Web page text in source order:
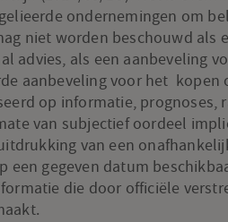
gelieerde ondernemingen om
niet worden beschouwd als
advies, als een aanbeveling
aanbeveling voor het kopen
op informatie,
van subjectief oordeel
van een
een gegeven datum
die door officiële